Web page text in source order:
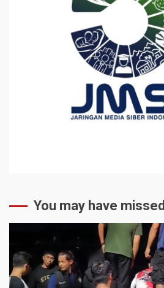
You may have missed